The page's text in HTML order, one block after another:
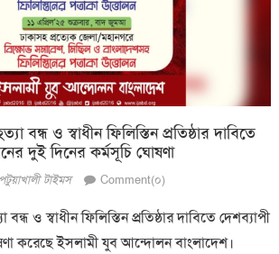
বন্ধ ও স্বাধীন ফিলিস্তিন প্রতিষ্ঠার দাবিতে
দুই দিনের কর্মসূচি ঘোষণা
Author
পটুয়াখালী টাইমস Comment(০)
ও স্বাধীন ফিলিস্তিন প্রতিষ্ঠার দাবিতে দেশব্যাপী
করেছে ইসলামী যুব আন্দোলন বাংলাদেশ।